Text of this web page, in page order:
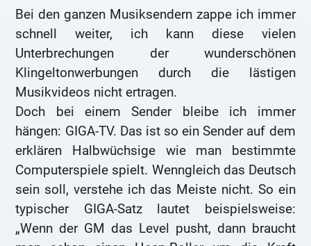
Bei den ganzen Musiksendern zappe ich immer
schnell weiter, ich kann diese vielen
Unterbrechungen der wunderschönen
Klingeltonwerbungen durch die lästigen
Musikvideos nicht ertragen.
Doch bei einem Sender bleibe ich immer
hängen: GIGA-TV. Das ist so ein Sender auf dem
erklären Halbwüchsige wie man bestimmte
Computerspiele spielt. Wenngleich das Deutsch
sein soll, verstehe ich das Meiste nicht. So ein
typischer GIGA-Satz lautet beispielsweise:
„Wenn der GM das Level pusht, dann braucht